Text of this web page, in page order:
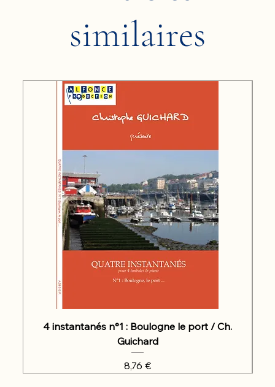
similaires
4 instantanés n°1 : Boulogne le port / Ch.
Guichard
Prix
8,76 €